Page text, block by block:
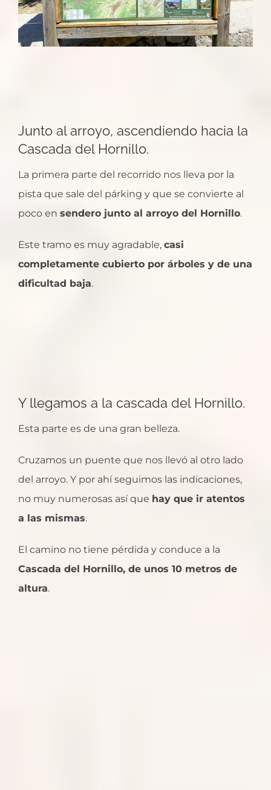
Junto al arroyo, ascendiendo hacia la
Cascada del Hornillo.
La primera parte del recorrido nos lleva por la
pista que sale del párking y que se convierte al
poco en sendero junto al arroyo del Hornillo.
Este tramo es muy agradable, casi
completamente cubierto por árboles y de una
dificultad baja.
Y llegamos a la cascada del Hornillo.
Esta parte es de una gran belleza.
Cruzamos un puente que nos llevó al otro lado
del arroyo. Y por ahí seguimos las indicaciones,
no muy numerosas así que hay que ir atentos
a las mismas.
El camino no tiene pérdida y conduce a la
Cascada del Hornillo, de unos 10 metros de
altura.